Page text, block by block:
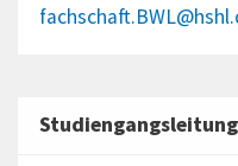
Studiengangsleitung